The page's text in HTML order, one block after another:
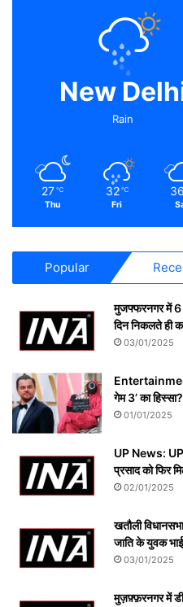
New
Rain
27 ℃
Thu
32 ℃
Fri
36
Popular
मुजफ्फरनगर में 6
दिन निकलते ही
03/01/2025
Entertainment:
गेम 3’ का
01/01/2025
UP News:
प्रसाद को फिर
02/01/2025
खतौली
जाति के युवक
03/01/2025
मुज़फ़्फ़रनगर में